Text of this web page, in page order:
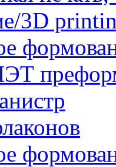
3D